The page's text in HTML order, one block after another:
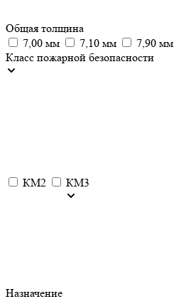
Общая толщина
7,00 мм
7,10 мм
7,90 мм
Класс пожарной безопасности
КМ2 КМ3
Назначение